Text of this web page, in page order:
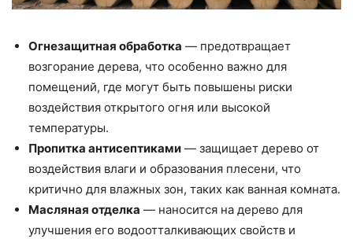
Огнезащитная обработка — предотвращает
возгорание дерева, что особенно важно для
помещений, где могут быть повышены риски
воздействия открытого огня или высокой
температуры.
Пропитка антисептиками — защищает дерево от
воздействия влаги и образования плесени, что
критично для влажных зон, таких как ванная комната.
Масляная отделка — наносится на дерево для
улучшения его водоотталкивающих свойств и